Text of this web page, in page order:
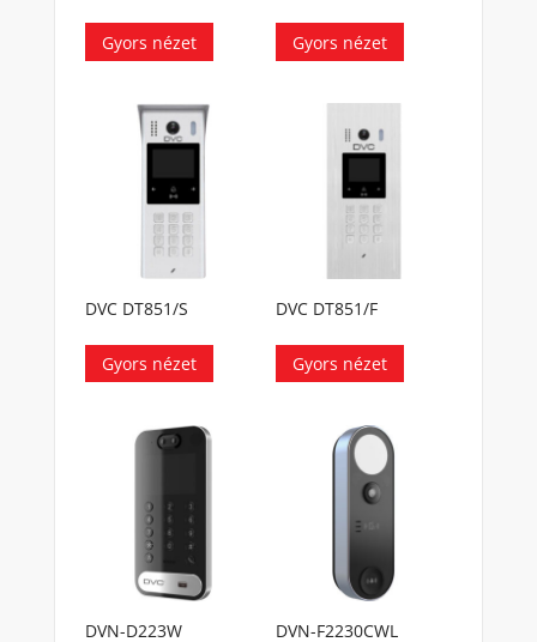
Gyors nézet Gyors nézet
DVC DT851/S
Gyors nézet
DVC DT851/F
Gyors nézet
DVN-D223W DVN-F2230CWL